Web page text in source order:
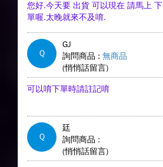
您好.今天要 出貨 可以現在 請馬上 下
單喔.太晚就來不及唷.
Q
GJ
詢問商品 : 無商品
(悄悄話留言)
可以唷下單時請註記唷
Q
廷
詢問商品 :
(悄悄話留言)